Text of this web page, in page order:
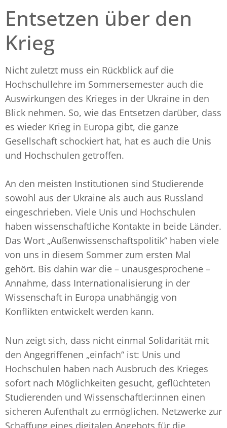
Entsetzen über den
Krieg
Nicht zuletzt muss ein Rückblick auf die
Hochschullehre im Sommersemester auch die
Auswirkungen des Krieges in der Ukraine in den
Blick nehmen. So, wie das Entsetzen darüber, dass
es wieder Krieg in Europa gibt, die ganze
Gesellschaft schockiert hat, hat es auch die Unis
und Hochschulen getroffen.
An den meisten Institutionen sind Studierende
sowohl aus der Ukraine als auch aus Russland
eingeschrieben. Viele Unis und Hochschulen
haben wissenschaftliche Kontakte in beide Länder.
Das Wort „Außenwissenschaftspolitik“ haben viele
von uns in diesem Sommer zum ersten Mal
gehört. Bis dahin war die – unausgesprochene –
Annahme, dass Internationalisierung in der
Wissenschaft in Europa unabhängig von
Konflikten entwickelt werden kann.
Nun zeigt sich, dass nicht einmal Solidarität mit
den Angegriffenen „einfach“ ist: Unis und
Hochschulen haben nach Ausbruch des Krieges
sofort nach Möglichkeiten gesucht, geflüchteten
Studierenden und Wissenschaftler:innen einen
sicheren Aufenthalt zu ermöglichen. Netzwerke zur
Schaffung eines digitalen Angebots für die